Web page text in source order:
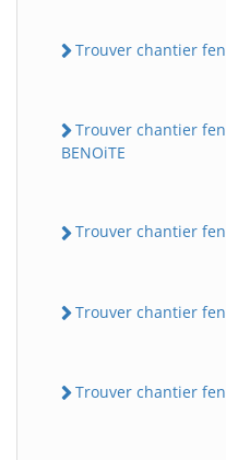
Trouver chantier
Trouver chantier
BENOiTE
Trouver chantier
Trouver chantier
Trouver chantier